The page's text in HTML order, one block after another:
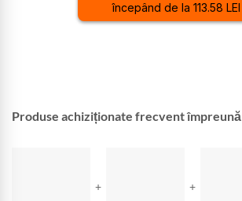
începând de la 113.58 LEI
Produse achiziționate frecvent împreună
+ +